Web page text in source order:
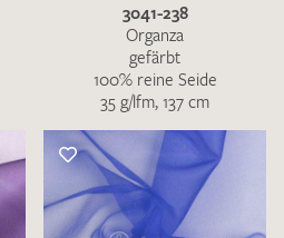
3041-238
Organza
gefärbt
100% reine Seide
35 g/lfm, 137 cm